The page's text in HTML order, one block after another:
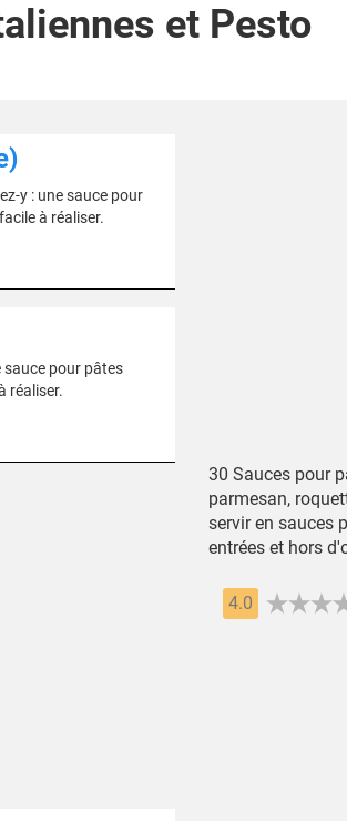
et Pesto
y : une sauce pour
à réaliser.
sauce pour pâtes
réaliser.
30 Sauces pour
parmesan,
servir en sauces
entrées et hors
4.0